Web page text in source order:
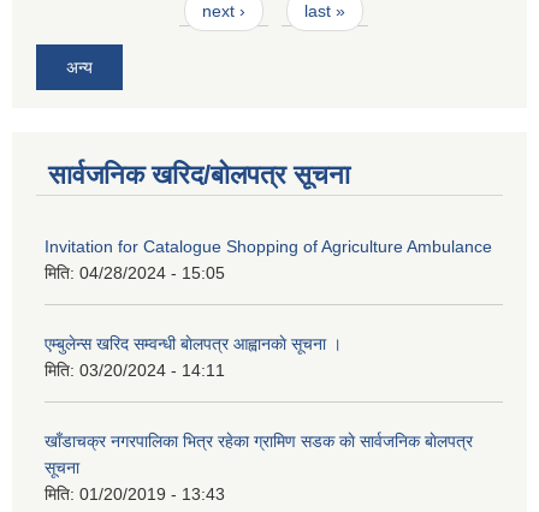
next › last »
अन्य
सार्वजनिक खरिद/बोलपत्र सूचना
Invitation for Catalogue Shopping of Agriculture Ambulance
मिति: 04/28/2024 - 15:05
एम्बुलेन्स खरिद सम्वन्धी बाेलपत्र आह्वानकाे सूचना ।
मिति: 03/20/2024 - 14:11
खाँडाचक्र नगरपालिका भित्र रहेका ग्रामिण सडक काे सार्वजनिक बाेलपत्र
सूचना
मिति: 01/20/2019 - 13:43